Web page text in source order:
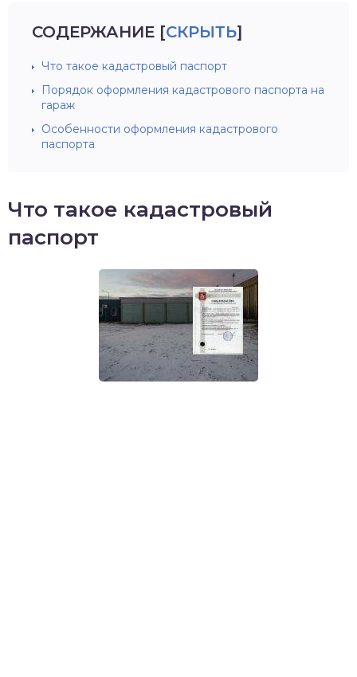
СОДЕРЖАНИЕ [СКРЫТЬ]
Что такое кадастровый паспорт
Порядок оформления кадастрового паспорта на
гараж
Особенности оформления кадастрового
паспорта
Что такое кадастровый
паспорт